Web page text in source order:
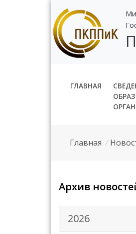
ГЛАВНАЯ
Главная /
Архив
2026